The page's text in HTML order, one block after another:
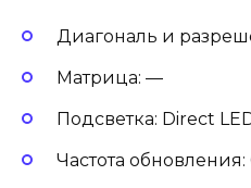
Диагональ и
Матрица: —
Подсветка: Direct
Частота обновления: